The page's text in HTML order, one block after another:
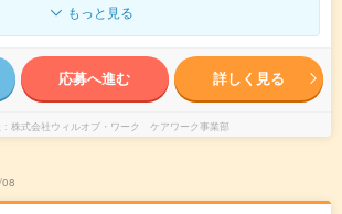
もっと見る
応募へ進む 詳しく見る
株式会社ウィルオブ・ワーク ケアワーク事業部